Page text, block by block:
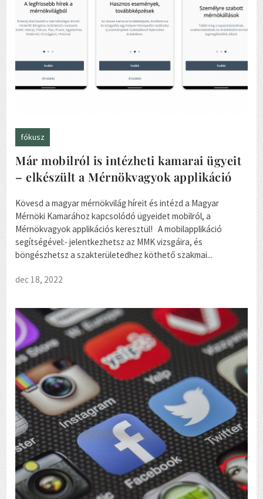
fókusz
Már mobilról is intézheti kamarai ügyeit
– elkészült a Mérnökvagyok applikáció
Kövesd a magyar mérnökvilág híreit és intézd a Magyar
Mérnöki Kamarához kapcsolódó ügyeidet mobilról, a
Mérnökvagyok applikációs keresztül! A mobilapplikáció
segítségével:- jelentkezhetsz az MMK vizsgáira, és
böngészhetsz a szakterületedhez köthető szakmai...
dec 18, 2022